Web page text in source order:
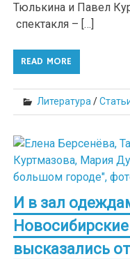
Тюлькина и Павел
спектакля – […]
READ MORE
Литература/
И в зал
высказались